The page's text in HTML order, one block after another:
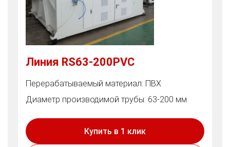
Линия RS63-200PVC
Перерабатываемый материал: ПВХ
Диаметр производимой трубы: 63-200 мм
Купить в 1 клик